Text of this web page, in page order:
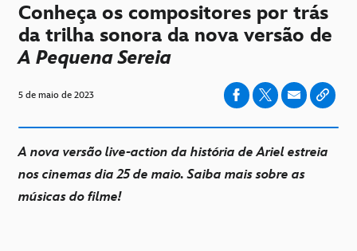
Conheça os compositores por trás
da trilha sonora da nova versão de
A Pequena Sereia
5 de maio de 2023
A nova versão live-action da história de Ariel estreia
nos cinemas dia 25 de maio. Saiba mais sobre as
músicas do filme!